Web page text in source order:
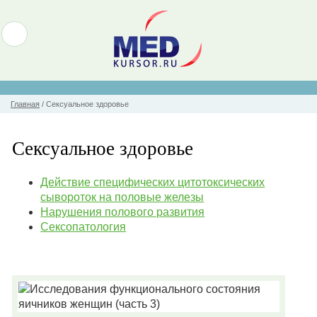
Главная / Сексуальное здоровье
Сексуальное здоровье
Действие специфических цитотоксических
сывороток на половые железы
Нарушения полового развития
Сексопатология